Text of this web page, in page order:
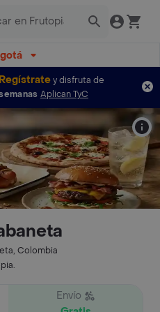
Regístratey disfruta de
Aplican TyC
Colombia
Envío